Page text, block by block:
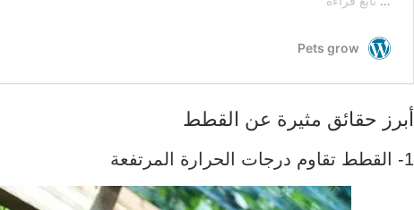
أبرز حقائق مثيرة عن القطط
1- القطط تقاوم درجات الحرارة المرتفعة